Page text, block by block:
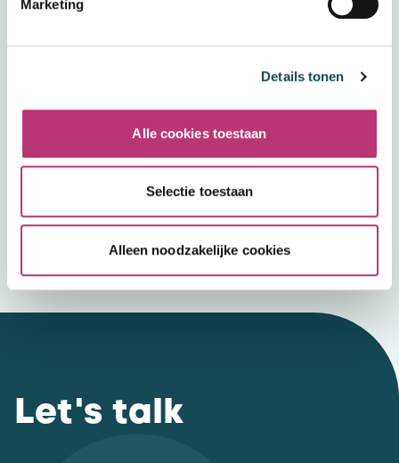
Marketing
Details tonen
Alle cookies toestaan
Selectie toestaan
Alleen noodzakelijke cookies
Chantalle Schutte
Let's talk